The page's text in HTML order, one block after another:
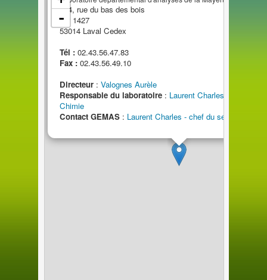
224, rue du bas des bois
BP 1427
53014 Laval Cedex
Tél : 02.43.56.47.83
Fax : 02.43.56.49.10
Directeur : Valognes Aurèle
Responsable du laboratoire : Laurent Charles - chef
Chimie
Contact GEMAS : Laurent Charles - chef du service
-